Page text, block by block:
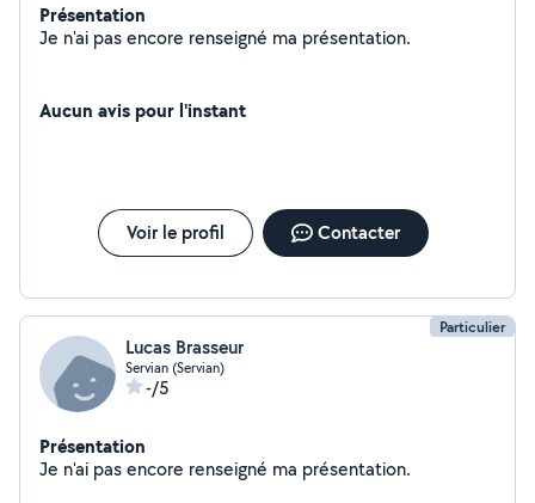
Présentation
Je n'ai pas encore renseigné ma présentation.
Aucun avis pour l'instant
Voir le profil Contacter
Particulier
Lucas Brasseur
Servian (Servian)
-/5
Présentation
Je n'ai pas encore renseigné ma présentation.